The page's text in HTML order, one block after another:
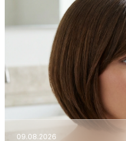
09.08.2026